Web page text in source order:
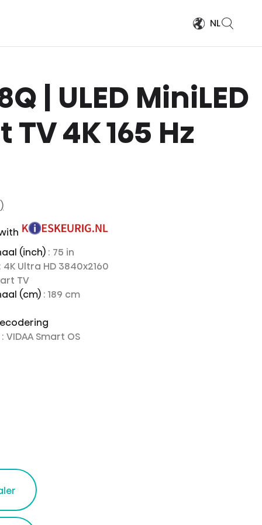
NL
| ULED MiniLED
4K 165 Hz
(inch) : 75 in
4K Ultra HD 3840x2160
TV
(cm) : 189 cm
: VIDAA Smart OS